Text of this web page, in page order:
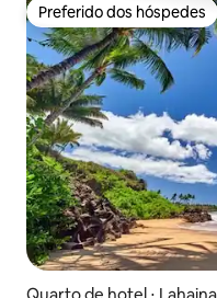
Preferido dos hóspedes
Preferido dos hóspedes
Quarto de hotel ⋅ Lahaina